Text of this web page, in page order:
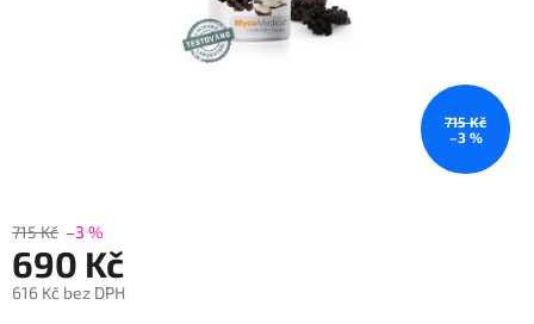
715 Kč
–3 %
715 Kč –3 %
690 Kč
616 Kč bez DPH